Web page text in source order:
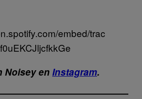
embed/trac
Noisey en Instagram.